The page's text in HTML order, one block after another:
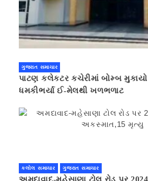
ગુજરાત સમાચાર
પાટણ કલેકટર કચેરીમાં બોમ્બ મુકાયો
ધમકીભર્યા ઈ-મેલથી ખળભળાટ
કલોલ સમાચાર ગુજરાત સમાચાર
અમદાવાદ-મહેસાણા ટોલ રોડ પર